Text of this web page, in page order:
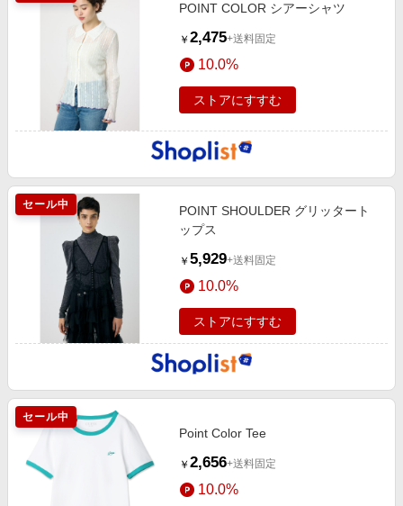
POINT COLOR シアーシャツ
￥ 2,475+送料固定
10.0%
ストアにすすむ
セール中
POINT SHOULDER グリッタート
ップス
￥ 5,929+送料固定
10.0%
ストアにすすむ
セール中
Point Color Tee
￥ 2,656+送料固定
10.0%